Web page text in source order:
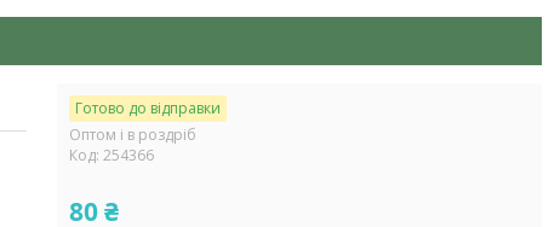
Готово до відправки
Оптом і в роздріб
Код: 254366
80 ₴